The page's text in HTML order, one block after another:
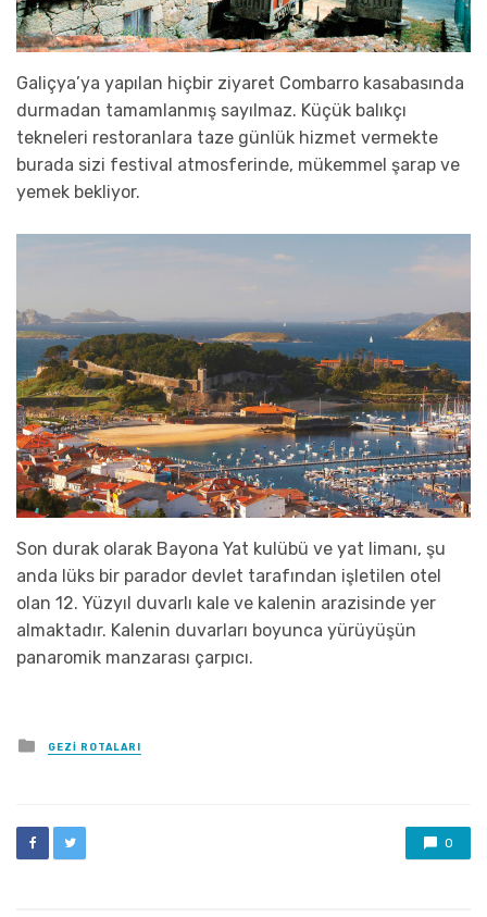
Galiçya’ya yapılan hiçbir ziyaret Combarro kasabasında
durmadan tamamlanmış sayılmaz. Küçük balıkçı
tekneleri restoranlara taze günlük hizmet vermekte
burada sizi festival atmosferinde, mükemmel şarap ve
yemek bekliyor.
Son durak olarak Bayona Yat kulübü ve yat limanı, şu
anda lüks bir parador devlet tarafından işletilen otel
olan 12. Yüzyıl duvarlı kale ve kalenin arazisinde yer
almaktadır. Kalenin duvarları boyunca yürüyüşün
panaromik manzarası çarpıcı.
Posted
in
GEZI ROTALARI
0